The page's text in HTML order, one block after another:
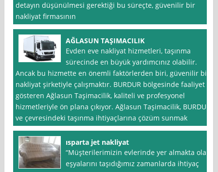
detayın düşünülmesi gerektiği bu süreçte, güvenilir bir
nakliyat firmasının
AĞLASUN TAŞIMACILIK
Evden eve nakliyat hizmetleri, taşınma
sürecinde en büyük yardımcınız olabilir.
Ancak bu hizmette en önemli faktörlerden biri, güvenilir bir
nakliyat şirketiyle çalışmaktır. BURDUR bölgesinde faaliyet
gösteren Ağlasun Taşimacilik, kaliteli ve profesyonel
hizmetleriyle ön plana çıkıyor. Ağlasun Taşimacilik, BURDUR
ve çevresindeki taşınma ihtiyaçlarına çözüm sunmak
ısparta jet nakliyat
“Müşterilerimizin evlerinde yer almakta olan
eşyalarını taşıdığımız zamanlarda ihtiyaç